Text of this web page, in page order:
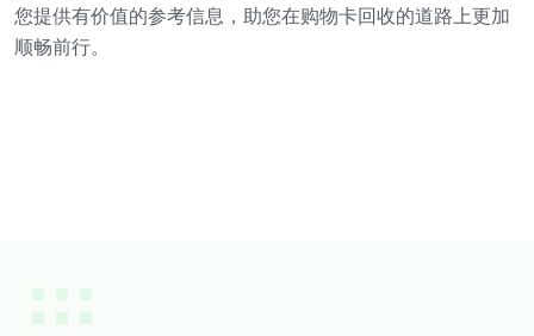
您提供有价值的参考信息，助您在购物卡回收的道路上更加
顺畅前行。